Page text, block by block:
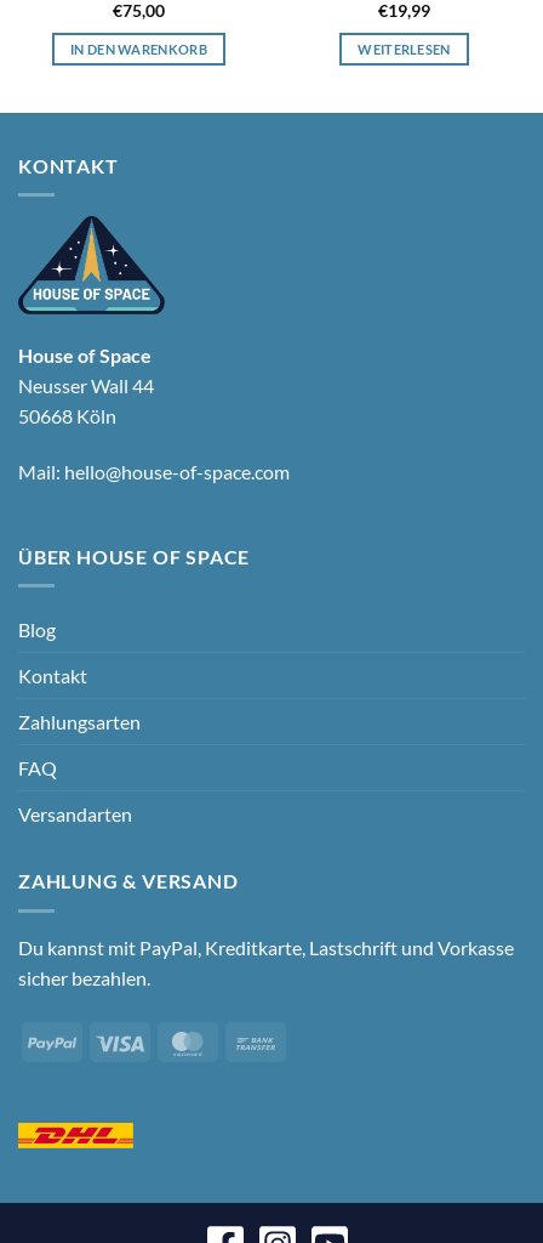
€75,00
IN DEN WARENKORB
€19,99
WEITERLESEN
KONTAKT
House of Space
Neusser Wall 44
50668 Köln
Mail: hello@house-of-space.com
ÜBER HOUSE OF SPACE
Blog
Kontakt
Zahlungsarten
FAQ
Versandarten
ZAHLUNG & VERSAND
Du kannst mit PayPal, Kreditkarte, Lastschrift und Vorkasse
sicher bezahlen.
PayPal Visa MasterCard